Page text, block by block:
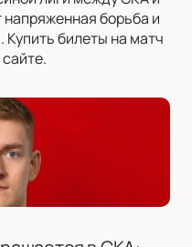
борьба и
билеты на матч